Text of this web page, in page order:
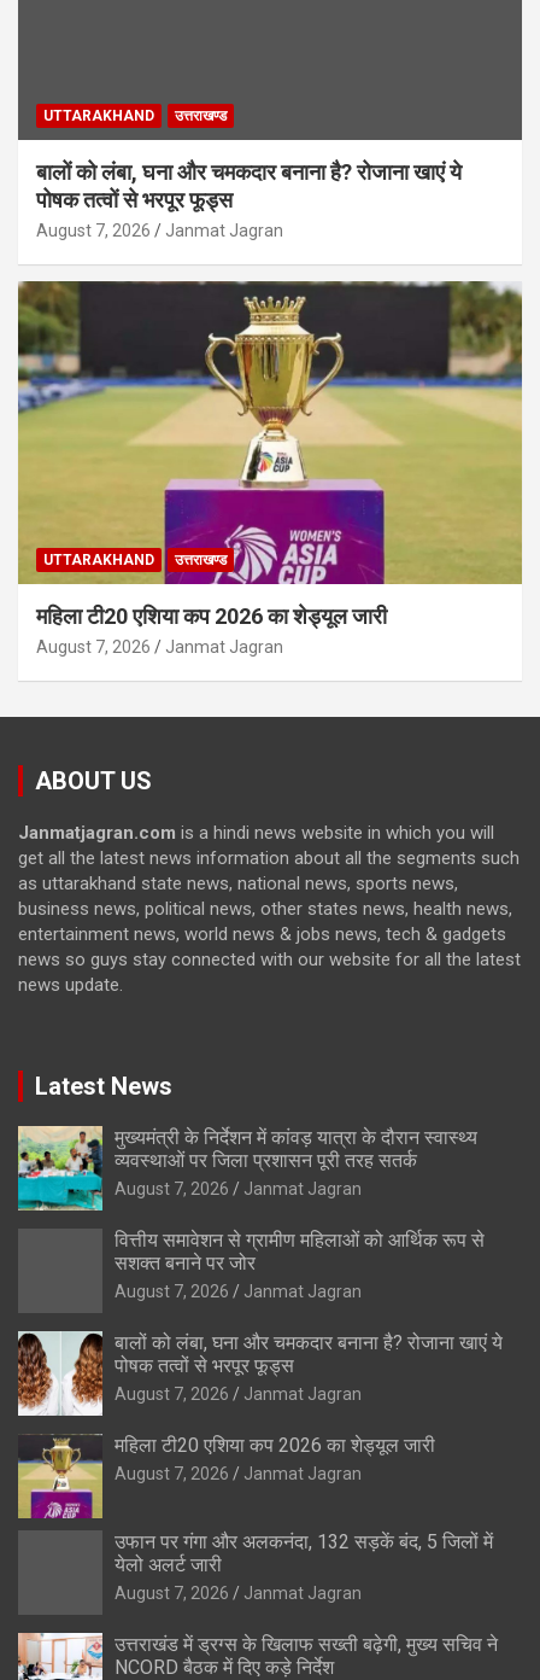
UTTARAKHAND उत्तराखण्ड
बालों को लंबा, घना और चमकदार बनाना है? रोजाना खाएं ये
पोषक तत्वों से भरपूर फूड्स
August 7, 2026 Janmat Jagran
UTTARAKHAND उत्तराखण्ड
महिला टी20 एशिया कप 2026 का शेड्यूल जारी
August 7, 2026 Janmat Jagran
ABOUT US
Janmatjagran.com is a hindi news website in which you will
get all the latest news information about all the segments such
as uttarakhand state news, national news, sports news,
business news, political news, other states news, health news,
entertainment news, world news & jobs news, tech & gadgets
news so guys stay connected with our website for all the latest
news update.
Latest News
मुख्यमंत्री के निर्देशन में कांवड़ यात्रा के दौरान स्वास्थ्य
व्यवस्थाओं पर जिला प्रशासन पूरी तरह सतर्क
August 7, 2026 Janmat Jagran
वित्तीय समावेशन से ग्रामीण महिलाओं को आर्थिक रूप से
सशक्त बनाने पर जोर
August 7, 2026 Janmat Jagran
बालों को लंबा, घना और चमकदार बनाना है? रोजाना खाएं ये
पोषक तत्वों से भरपूर फूड्स
August 7, 2026 Janmat Jagran
महिला टी20 एशिया कप 2026 का शेड्यूल जारी
August 7, 2026 Janmat Jagran
उफान पर गंगा और अलकनंदा, 132 सड़कें बंद, 5 जिलों में
येलो अलर्ट जारी
August 7, 2026 Janmat Jagran
उत्तराखंड में ड्रग्स के खिलाफ सख्ती बढ़ेगी, मुख्य सचिव ने
NCORD बैठक में दिए कड़े निर्देश